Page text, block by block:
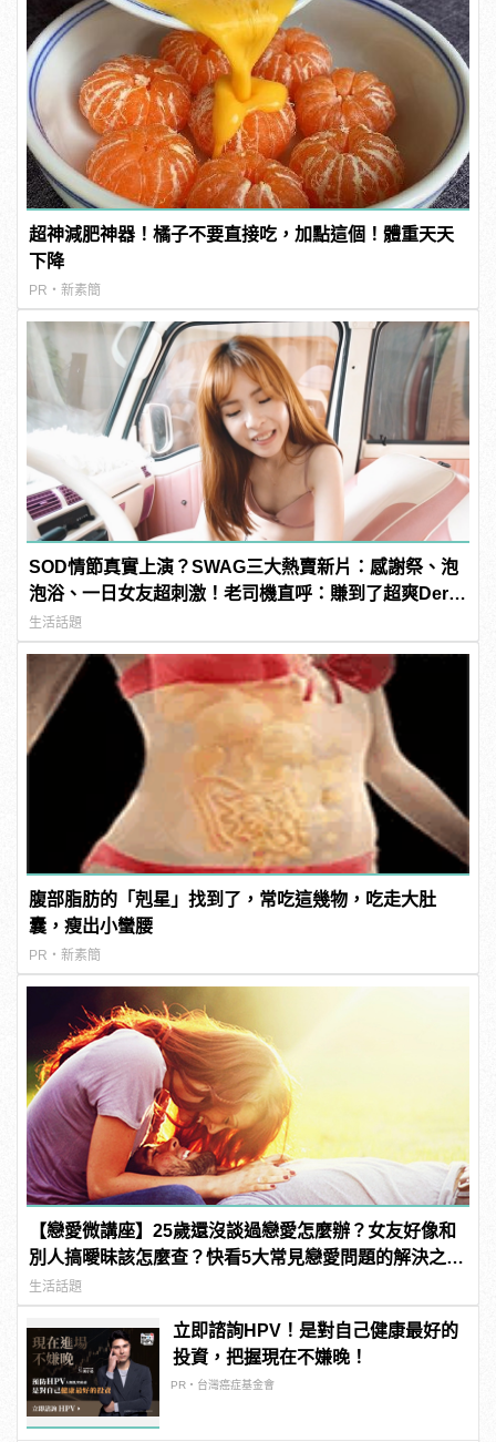
超神減肥神器！橘子不要直接吃，加點這個！體重天天
下降
PR・新素簡
SOD情節真實上演？SWAG三大熱賣新片：感謝祭、泡
泡浴、一日女友超刺激！老司機直呼：賺到了超爽Der～
| manfashion這樣變型男
生活話題
腹部脂肪的「剋星」找到了，常吃這幾物，吃走大肚
囊，瘦出小蠻腰
PR・新素簡
【戀愛微講座】25歲還沒談過戀愛怎麼辦？女友好像和
別人搞曖昧該怎麼查？快看5大常見戀愛問題的解決之
道！
生活話題
立即諮詢HPV！是對自己健康最好的
投資，把握現在不嫌晚！
PR・台灣癌症基金會